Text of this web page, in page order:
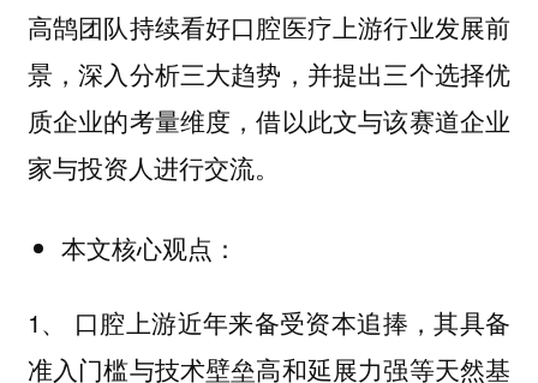
高鹄团队持续看好口腔医疗上游行业发展前
景，深入分析三大趋势，并提出三个选择优
质企业的考量维度，借以此文与该赛道企业
家与投资人进行交流。
本文核心观点：
1、 口腔上游近年来备受资本追捧，其具备
准入门槛与技术壁垒高和延展力强等天然基